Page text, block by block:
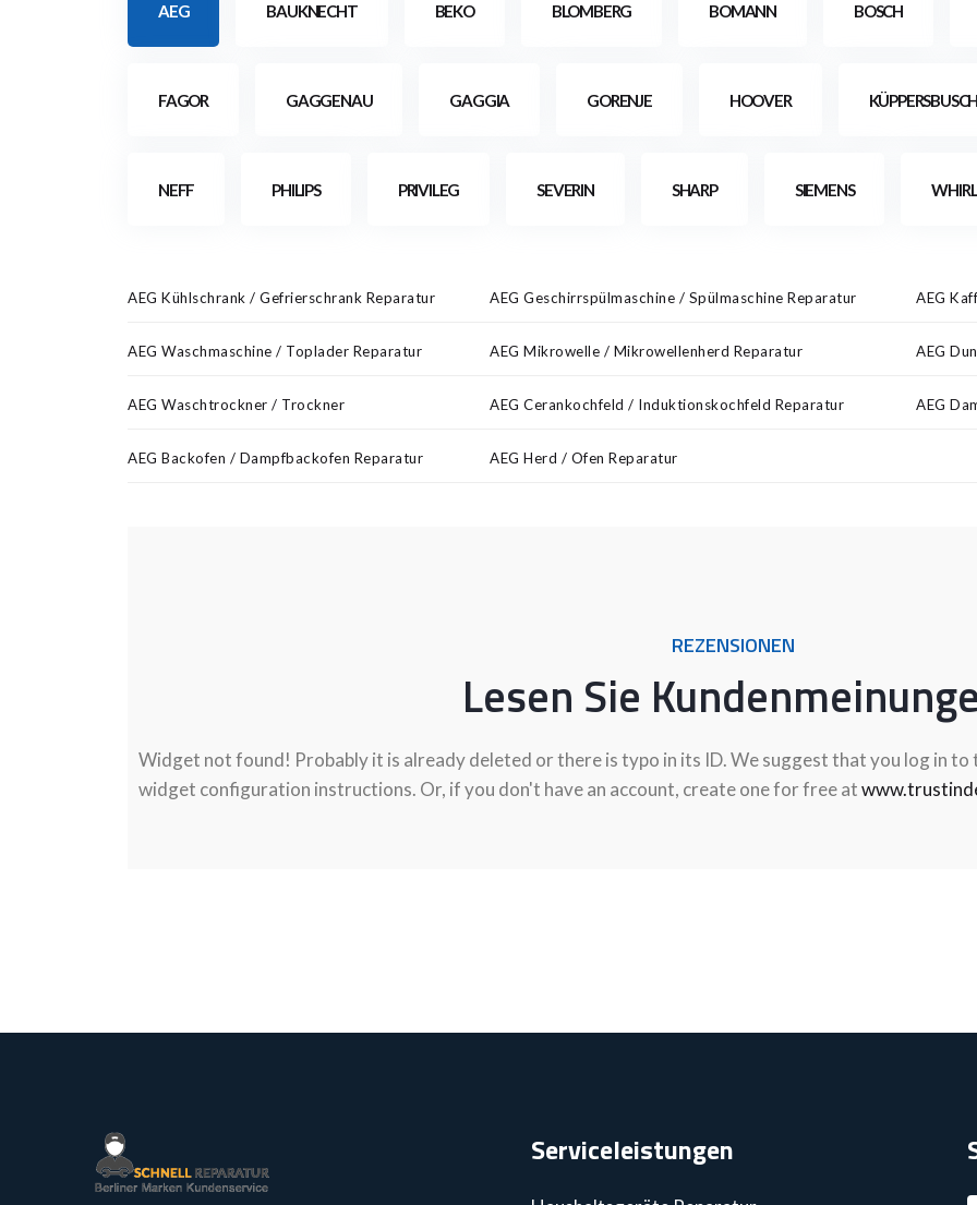
AEG BAUKNECHT BEKO BLOMBERG BOMANN BOSCH
FAGOR GAGGENAU GAGGIA GORENJE HOOVER KÜPPERSBUSCH
NEFF PHILIPS PRIVILEG SEVERIN SHARP SIEMENS
AEG Kühlschrank / Gefrierschrank Reparatur AEG Geschirrspülmaschine / Spülmaschine Reparatur AEG
AEG Waschmaschine / Toplader Reparatur AEG Mikrowelle / Mikrowellenherd Reparatur AEG
AEG Waschtrockner / Trockner AEG Cerankochfeld / Induktionskochfeld Reparatur AEG
AEG Backofen / Dampfbackofen Reparatur AEG Herd / Ofen Reparatur
REZENSIONEN
Lesen Sie
Widget not found! Probably it is already deleted or there is typo in its ID. We suggest that you log in to
widget configuration instructions. Or, if you don't have an account, create one for free at
Serviceleistungen